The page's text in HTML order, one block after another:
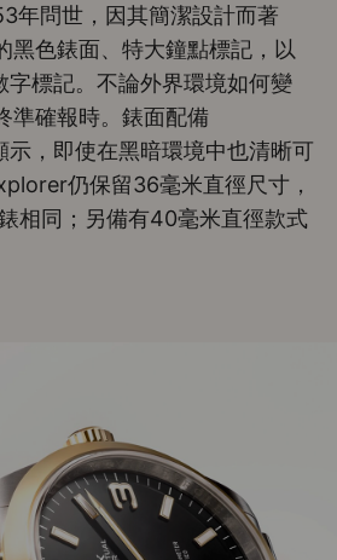
年問世，因其簡潔設計而著
黑色錶面、特大鐘點標記，以
字標記。不論外界環境如何變
準確報時。錶面配備
，即使在黑暗環境中也清晰可
仍保留36毫米直徑尺寸，
相同；另備有40毫米直徑款式